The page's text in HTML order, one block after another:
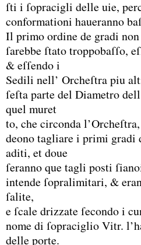
ſti i ſopracigli delle uie,
conformationi haueranno
Il primo ordine de gradi
ſarebbe ſtato troppobaſſo,
&eſſendo i
Sedili nell’ Orcheſtra piu
ſeſta parte del Diametro
quel muret
to, che circonda
deono tagliare i primi gradi
aditi, et doue
ſeranno que tagli posti
intende ſopralimitari, &
ſalite,
e ſcale drizzate ſecondo i
nome di ſopraciglio Vitr.
delle porte.